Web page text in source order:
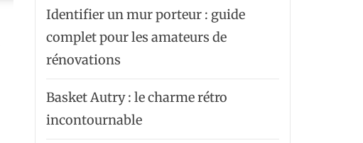
Identifier un mur porteur : guide
complet pour les amateurs de
rénovations
Basket Autry : le charme rétro
incontournable